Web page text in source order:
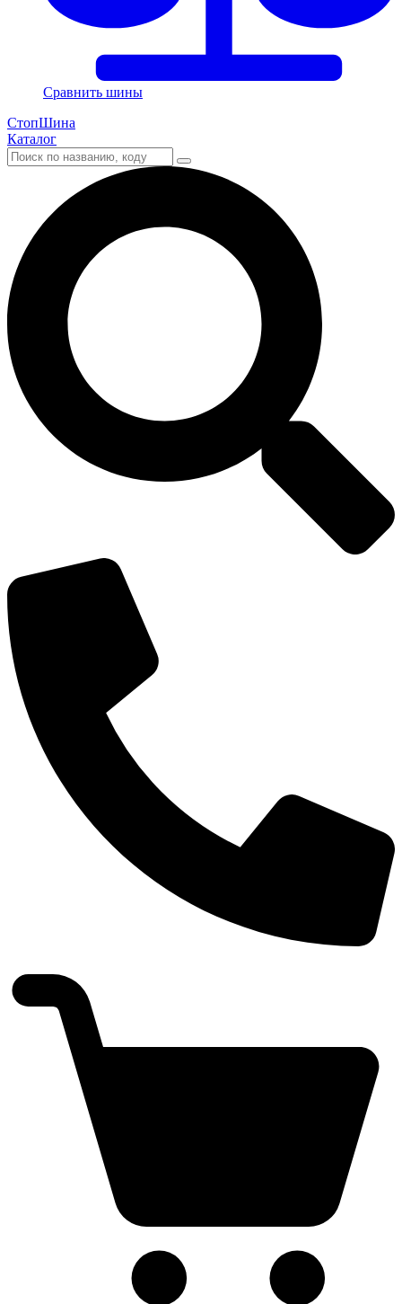
Сравнить шины
СтопШина
Каталог